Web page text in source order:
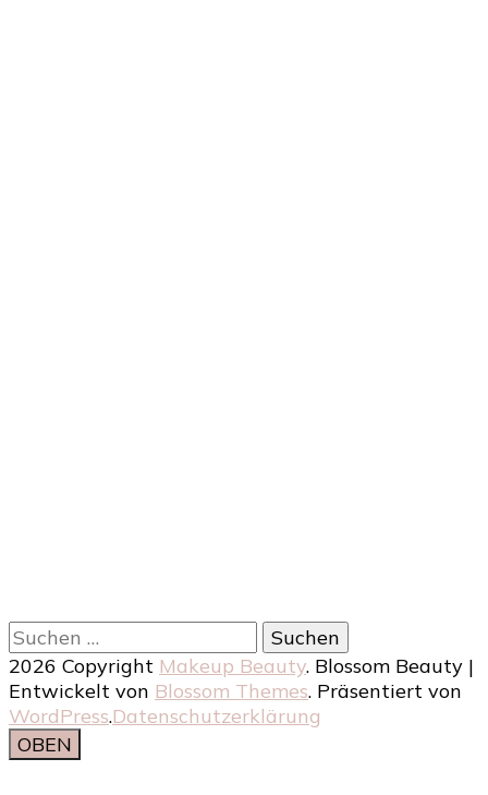
Suchen
nach:
2026 Copyright Makeup Beauty. Blossom Beauty |
Entwickelt von Blossom Themes. Präsentiert von
WordPress.Datenschutzerklärung
OBEN